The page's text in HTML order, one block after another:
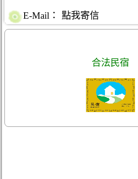
E-Mail： 點我寄信
合法民宿